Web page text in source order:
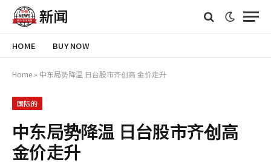
HOME BUY NOW
Home » 中东局势降温 日台股市齐创高 金价走升
国际的
中东局势降温 日台股市齐创高
金价走升